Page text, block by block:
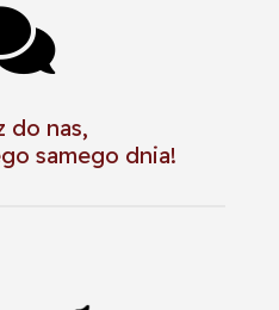
do nas,
samego dnia!